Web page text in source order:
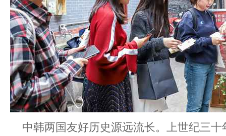
中韩两国友好历史源远流长。上世纪三十